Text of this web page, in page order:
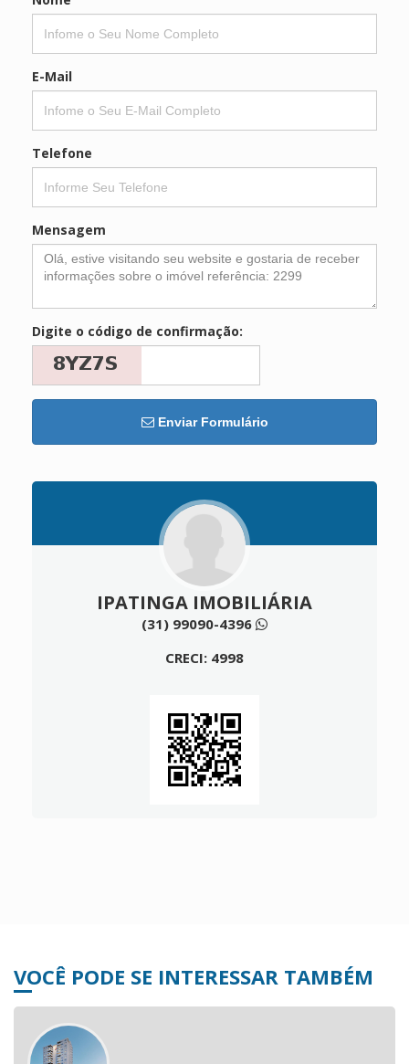
E-Mail
Telefone
Mensagem
Digite o código de confirmação:
Enviar Formulário
IPATINGA IMOBILIÁRIA
(31) 99090-4396
CRECI: 4998
VOCÊ PODE SE INTERESSAR TAMBÉM